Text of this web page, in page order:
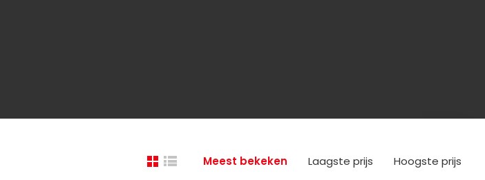
Meest bekeken Laagste prijs Hoogste prijs